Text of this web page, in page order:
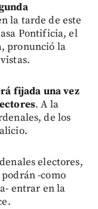
la tarde de este
Pontificia, el
pronunció la
fijada una vez
. A la
de los
electores,
-como
entrar en la